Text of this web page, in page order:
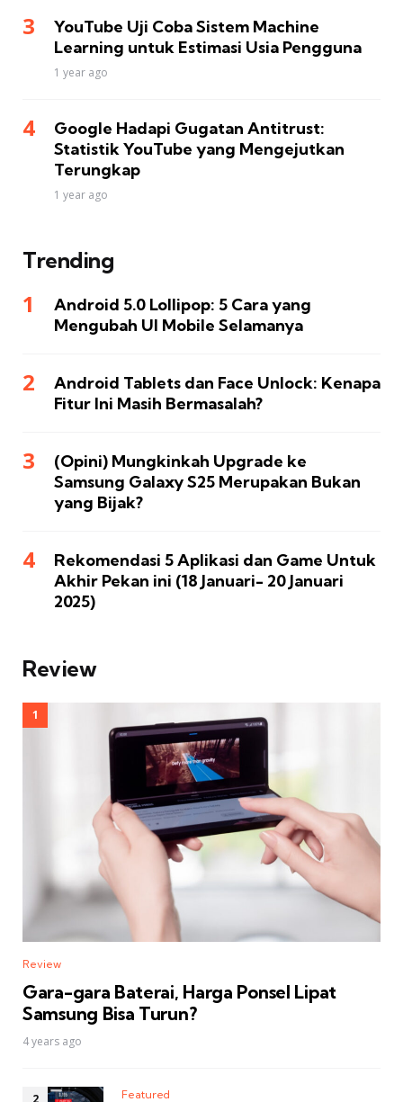
YouTube Uji Coba Sistem Machine
Learning untuk Estimasi Usia Pengguna
1 year ago
Google Hadapi Gugatan Antitrust:
Statistik YouTube yang Mengejutkan
Terungkap
1 year ago
Trending
Android 5.0 Lollipop: 5 Cara yang
Mengubah UI Mobile Selamanya
Android Tablets dan Face Unlock: Kenapa
Fitur Ini Masih Bermasalah?
(Opini) Mungkinkah Upgrade ke
Samsung Galaxy S25 Merupakan Bukan
yang Bijak?
Rekomendasi 5 Aplikasi dan Game Untuk
Akhir Pekan ini (18 Januari- 20 Januari
2025)
Review
Review
Gara-gara Baterai, Harga Ponsel Lipat
Samsung Bisa Turun?
4 years ago
Featured